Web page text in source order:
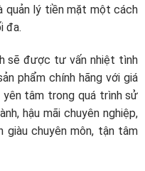
quản lý tiền mặt một cách
đa.
sẽ được tư vấn nhiệt tình
phẩm chính hãng với giá
tâm trong quá trình sử
hậu mãi chuyên nghiệp,
giàu chuyên môn, tận tâm